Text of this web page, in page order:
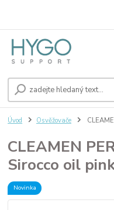
Úvod Osvěžovače
CLEAMEN
Sirocco oil
Novinka